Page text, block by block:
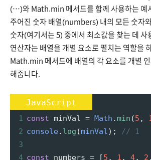
(…)와 Math.min 메서드를 함께 사용하는 예
주어진 숫자 배열(numbers) 내의 모든 숫자
숫자(여기서는 5) 중에서 최소값을 찾는 데 사
연산자는 배열을 개별 요소로 펼치는 역할을
Math.min 메서드에 배열의 각 요소를 개별 인
해줍니다.
JavaScript
1 const minVal = Math .min (5 ,
2 console. log (minVal); // 1
3
4 const numbers = [5 , 1 , 4, 2